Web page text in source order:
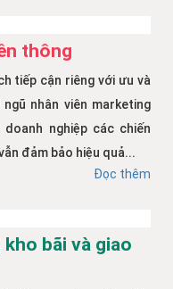
thông
tiếp cận riêng với ưu và
nhân viên marketing
nghiệp các chiến
đảm bảo hiệu quả...
Đọc thêm
bãi và giao